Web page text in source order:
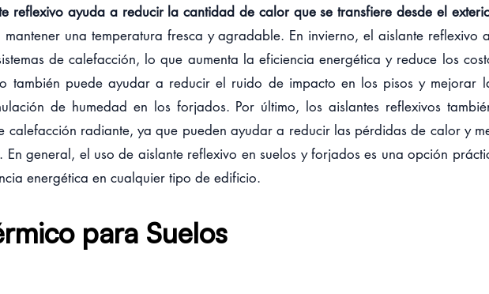
reflexivo ayuda a reducir la cantidad de calor que se transfiere desde el
mantener una temperatura fresca y agradable. En invierno, el aislante reflexivo
de calefacción, lo que aumenta la eficiencia energética y reduce los
también puede ayudar a reducir el ruido de impacto en los pisos y mejorar
de humedad en los forjados. Por último, los aislantes reflexivos
calefacción radiante, ya que pueden ayudar a reducir las pérdidas de calor y
En general, el uso de aislante reflexivo en suelos y forjados es una opción
energética en cualquier tipo de edificio.
para Suelos